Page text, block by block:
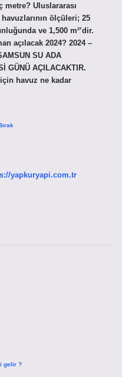
Uluslararası
ölçüleri; 25
ve 1,500 m²’dir.
açılacak 2024? 2024 –
SU ADA
GÜNÜ AÇILACAKTIR.
havuz ne kadar
yapkuryapi.com.tr
gelir ?